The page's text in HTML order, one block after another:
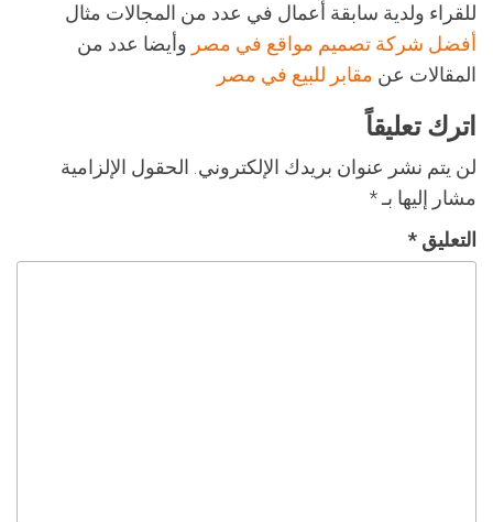
للقراء ولدية سابقة أعمال في عدد من المجالات مثال
أفضل شركة تصميم مواقع في مصر وأيضا عدد من
المقالات عن مقابر للبيع في مصر
اترك تعليقاً
لن يتم نشر عنوان بريدك الإلكتروني. الحقول الإلزامية
مشار إليها بـ*
التعليق *